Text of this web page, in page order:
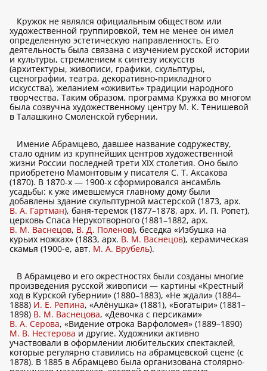
Кружок не являлся официальным обществом или
художественной группировкой, тем не менее он имел
определенную эстетическую направленность. Его
деятельность была связана с изучением русской истории
и культуры, стремлением к синтезу искусств
(архитектуры, живописи, графики, скульптуры,
сценографии, театра, декоративно-прикладного
искусства), желанием «оживить» традиции народного
творчества. Таким образом, программа Кружка во многом
была созвучна художественному центру М. К. Тенишевой
в Талашкино Смоленской губернии.
Имение Абрамцево, давшее название содружеству,
стало одним из крупнейших центров художественной
жизни России последней трети XIX столетия. Оно было
приобретено Мамонтовым у писателя С. Т. Аксакова
(1870). В 1870-х — 1900-х сформировался ансамбль
усадьбы: к уже имевшемуся главному дому были
добавлены здание скульптурной мастерской (1873, арх.
В. А. Гартман), баня-теремок (1877–1878, арх. И. П. Ропет),
церковь Спаса Нерукотворного (1881–1882, арх.
В. М. Васнецов, В. Д. Поленов), беседка «Избушка на
курьих ножках» (1883, арх. В. М. Васнецов), керамическая
скамья (1900-е, авт. М. А. Врубель).
В Абрамцево и его окрестностях были созданы многие
произведения русской живописи — картины «Крестный
ход в Курской губернии» (1880–1883), «Не ждали» (1884–
1888) И. Е. Репина, «Алёнушка» (1881), «Богатыри» (1881–
1898) В. М. Васнецова, «Девочка с персиками»
В. А. Серова, «Видение отрока Варфоломея» (1889–1890)
М. В. Нестерова и другие. Художники активно
участвовали в оформлении любительских спектаклей,
которые регулярно ставились на абрамцевской сцене (с
1878). В 1885 в Абрамцево была организована столярно-